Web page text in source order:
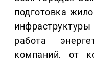
подготовка
работа
компаний, от